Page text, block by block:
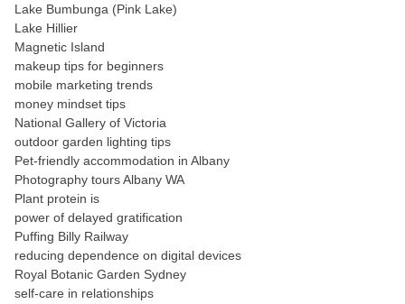
Lake Bumbunga (Pink Lake)
Lake Hillier
Magnetic Island
makeup tips for beginners
mobile marketing trends
money mindset tips
National Gallery of Victoria
outdoor garden lighting tips
Pet-friendly accommodation in Albany
Photography tours Albany WA
Plant protein is
power of delayed gratification
Puffing Billy Railway
reducing dependence on digital devices
Royal Botanic Garden Sydney
self-care in relationships